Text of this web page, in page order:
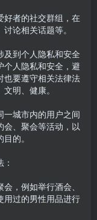
好者的社交群组，在
论相关话题等。
及到个人隐私和安全
个人隐私和安全，避
也要遵守相关法律法
明、健康。
一城市内的用户之间
、聚会等活动，以
的。
，例如举行酒会、
用过的男性用品进行